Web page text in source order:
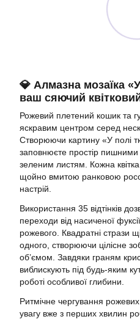
💎 Алмазна мозаїка
ваш сяючий
Рожевий плетений кошик та
яскравим центром серед
Створюючи картину «У полі
заповнюєте простір
зеленим листям. Кожна
щойно вмитою ранковою
настрій.
Використання 35 відтінків
переходи від насиченої
рожевого. Квадратні стрази
одного, створюючи цілісне
об’ємом. Завдяки граням
виблискують під будь-яким
роботі особливої глибини.
Ритмічне чергування
увагу вже з перших хвилин